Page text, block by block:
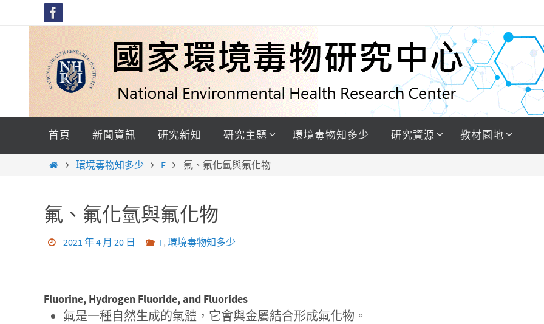
content
首頁 新聞資訊 研究新知 研究主題 環境毒物知多少 研究資源 教材園地
Home環境毒物知多少 F 氟、氟化氫與氟化物
氟、氟化氫與氟化物
2021 年 4 月 20 日 F, 環境毒物知多少
Fluorine, Hydrogen Fluoride, and Fluorides
氟是一種自然生成的氣體，它會與金屬結合形成氟化物。